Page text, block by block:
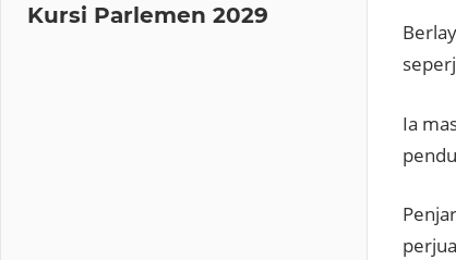
Ia
Kursi Parlemen 2029